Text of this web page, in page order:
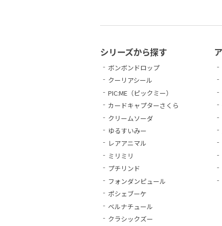
シリーズから探す
ボンボンドロップ
クーリアシール
PIC:ME（ピックミー）
カードキャプターさくら
クリームソーダ
ゆるすいみー
レアアニマル
ミリミリ
プチリンド
フォンダンピュール
ポシェブーケ
ベルナチュール
クラシックズー